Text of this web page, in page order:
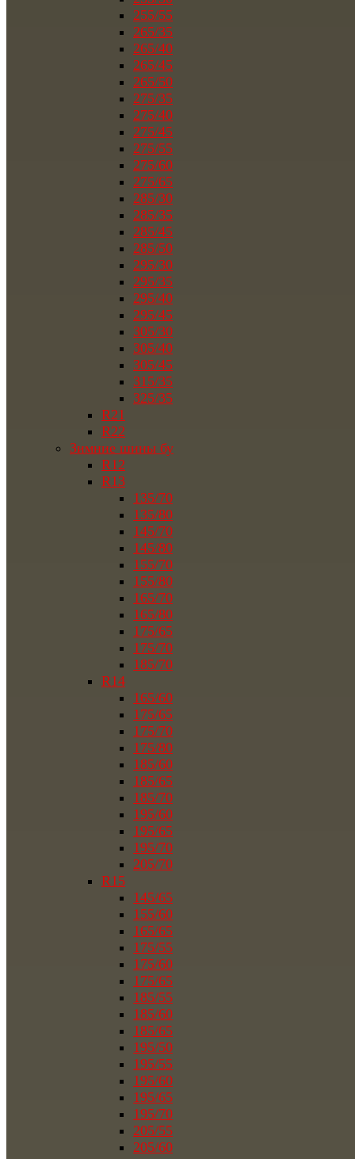
255/55
265/35
265/40
265/45
265/50
275/35
275/40
275/45
275/55
275/60
275/65
285/30
285/35
285/45
285/50
295/30
295/35
295/40
295/45
305/30
305/40
305/45
315/35
325/35
R21
R22
Зимние шины бу
R12
R13
135/70
135/80
145/70
145/80
155/70
155/80
165/70
165/80
175/65
175/70
185/70
R14
165/60
175/65
175/70
175/80
185/60
185/65
185/70
195/60
195/65
195/70
205/70
R15
145/65
155/60
165/65
175/55
175/60
175/65
185/55
185/60
185/65
195/50
195/55
195/60
195/65
195/70
205/55
205/60